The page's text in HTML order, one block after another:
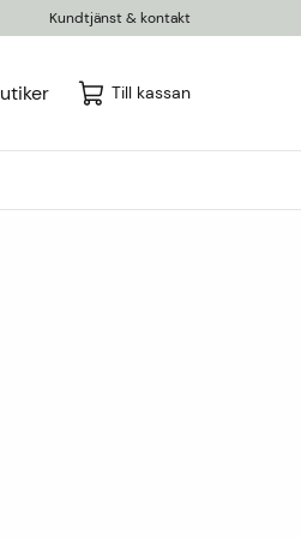
Kundtjänst & kontakt
Till kassan